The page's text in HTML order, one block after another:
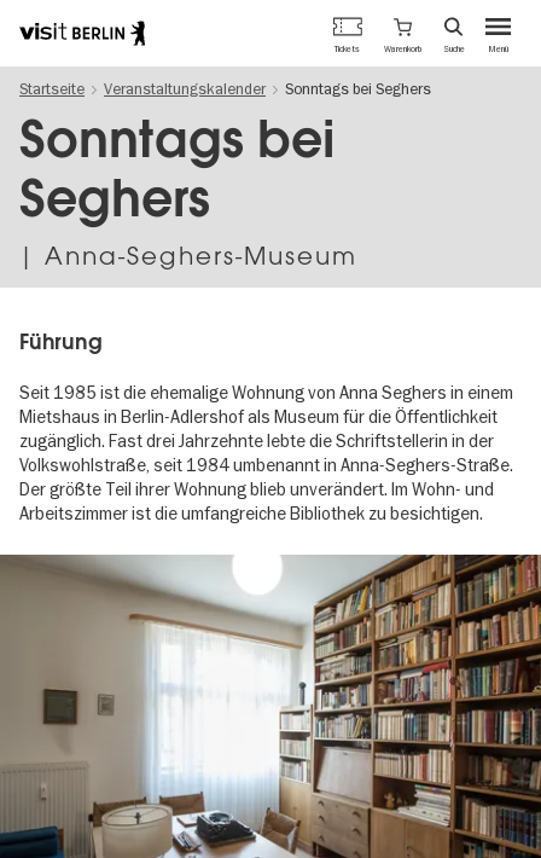
zum
Inhalt
Berlins
offizielles
Tourismusportal
Menü
Tickets Warenkorb Suche
Startseite Veranstaltungskalender Sonntags bei Seghers
Sonntags bei
Seghers
| Anna-Seghers-Museum
Führung
Seit 1985 ist die ehemalige Wohnung von Anna Seghers in einem
Mietshaus in Berlin-Adlershof als Museum für die Öffentlichkeit
zugänglich. Fast drei Jahrzehnte lebte die Schriftstellerin in der
Volkswohlstraße, seit 1984 umbenannt in Anna-Seghers-Straße.
Der größte Teil ihrer Wohnung blieb unverändert. Im Wohn- und
Arbeitszimmer ist die umfangreiche Bibliothek zu besichtigen.